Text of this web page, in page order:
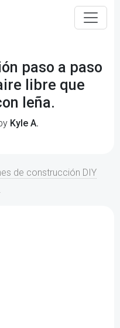
paso a paso
libre que
leña.
Kyle A.
de construcción DIY